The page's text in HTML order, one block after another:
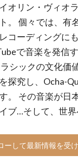
オリン・ヴィオ
。 個々では、有
コーディングに
で音楽を発信
シックの文化価
探究し、Ocha-
。 その音楽が日
ブ…そして、世
ーして最新情報を受